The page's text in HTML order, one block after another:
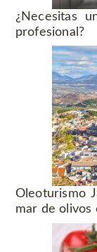
¿Necesitas
profesional?
Oleoturismo
mar de olivos